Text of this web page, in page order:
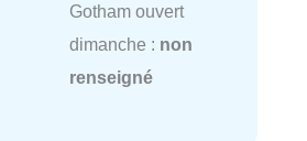
Gotham ouvert
dimanche : non
renseigné